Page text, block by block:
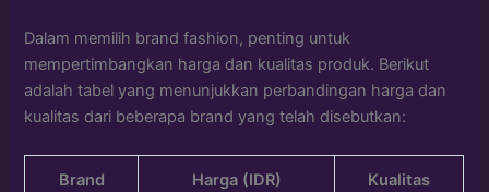
Dalam memilih brand fashion, penting untuk
mempertimbangkan harga dan kualitas produk. Berikut
adalah tabel yang menunjukkan perbandingan harga dan
kualitas dari beberapa brand yang telah disebutkan:
Brand Harga (IDR) Kualitas